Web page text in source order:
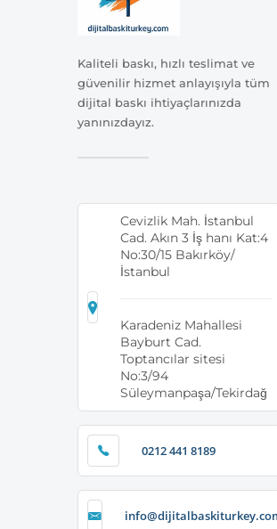
Kaliteli baskı, hızlı teslimat ve
güvenilir hizmet anlayışıyla tüm
dijital baskı ihtiyaçlarınızda
yanınızdayız.
Cevizlik Mah. İstanbul
Cad. Akın 3 İş hanı Kat:4
No:30/15 Bakırköy/
İstanbul
Karadeniz Mahallesi
Bayburt Cad.
Toptancılar sitesi
No:3/94
Süleymanpaşa/Tekirdağ
0212 441 8189